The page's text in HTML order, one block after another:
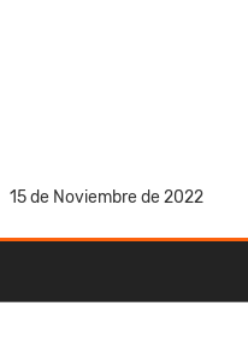
15 de Noviembre de 2022